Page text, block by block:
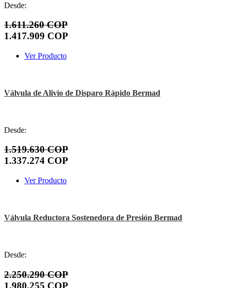
Desde:
1.611.260 COP
1.417.909 COP
Ver Producto
Válvula de Alivio de Disparo Rápido Bermad
Desde:
1.519.630 COP
1.337.274 COP
Ver Producto
Válvula Reductora Sostenedora de Presión Bermad
Desde:
2.250.290 COP
1.980.255 COP